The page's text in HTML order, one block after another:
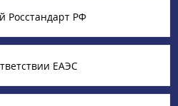
Росстандарт РФ
ЕАЭС